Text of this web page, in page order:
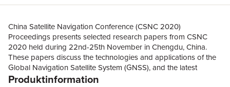
China Satellite Navigation Conference (CSNC 2020)
Proceedings presents selected research papers from CSNC
2020 held during 22nd-25th November in Chengdu, China.
These papers discuss the technologies and applications of the
Global Navigation Satellite System (GNSS), and the latest
progress made in the China BeiDou System (BDS) especially.
Produktinformation